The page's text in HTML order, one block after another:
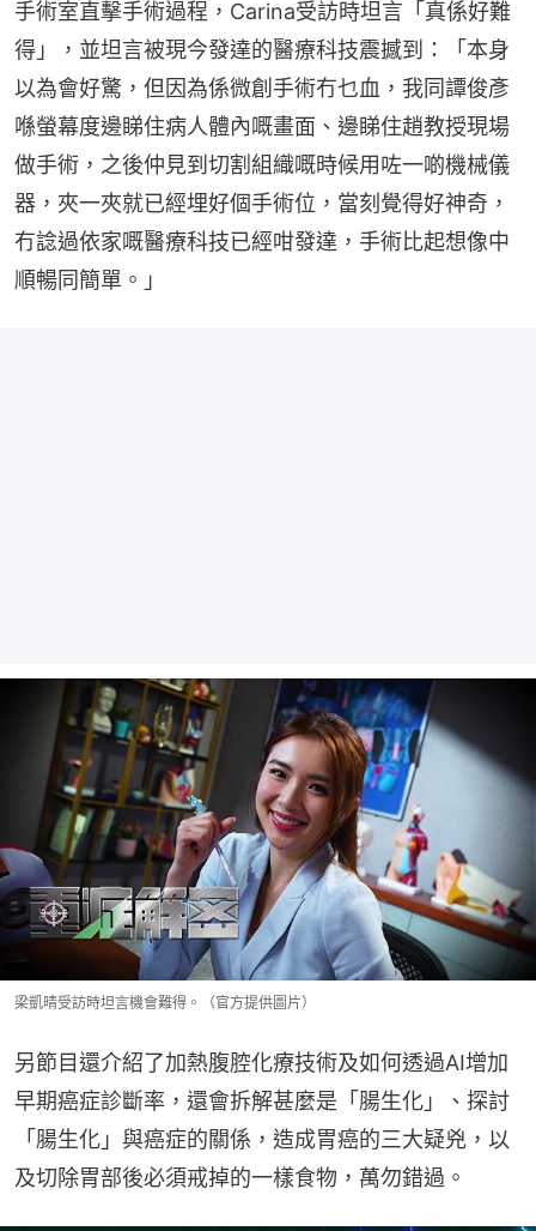
手術室直擊手術過程，Carina受訪時坦言「真係好難
得」，並坦言被現今發達的醫療科技震撼到：「本身
以為會好驚，但因為係微創手術冇乜血，我同譚俊彥
喺螢幕度邊睇住病人體內嘅畫面、邊睇住趙教授現場
做手術，之後仲見到切割組織嘅時候用咗一啲機械儀
器，夾一夾就已經埋好個手術位，當刻覺得好神奇，
冇諗過依家嘅醫療科技已經咁發達，手術比起想像中
順暢同簡單。」
梁凱晴受訪時坦言機會難得。（官方提供圖片）
另節目還介紹了加熱腹腔化療技術及如何透過AI增加
早期癌症診斷率，還會拆解甚麼是「腸生化」、探討
「腸生化」與癌症的關係，造成胃癌的三大疑兇，以
及切除胃部後必須戒掉的一樣食物，萬勿錯過。